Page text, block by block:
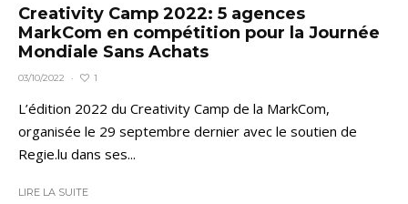
Creativity Camp 2022: 5 agences
MarkCom en compétition pour la Journée
Mondiale Sans Achats
03/10/2022 · 1
L’édition 2022 du Creativity Camp de la MarkCom,
organisée le 29 septembre dernier avec le soutien de
Regie.lu dans ses...
LIRE LA SUITE